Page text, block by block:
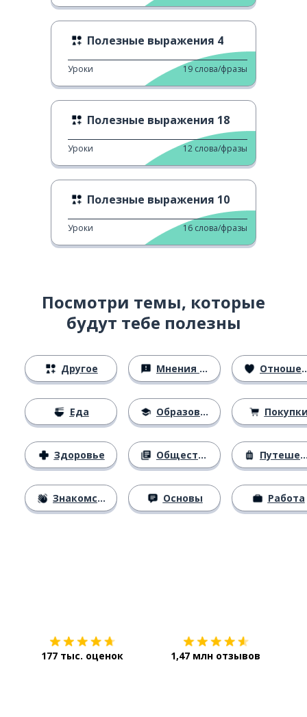
Полезные выражения 4
Уроки 19 слова/фразы
Полезные выражения 18
Уроки 12 слова/фразы
Полезные выражения 10
Уроки 16 слова/фразы
Посмотри темы, которые
будут тебе полезны
Другое
Еда
Здоровье
Знакомство
Мнения и убеждения
Образование
Общество
Основы
Отношения
Путешествия
Работа
177 тыс. оценок 1,47 млн отзывов